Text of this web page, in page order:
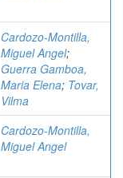
Cardozo-Montilla,
Miguel Angel;
Guerra Gamboa,
Maria Elena; Tovar,
Vilma
Cardozo-Montilla,
Miguel Angel